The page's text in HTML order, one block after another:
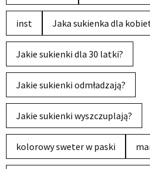
inst Jaka sukienka dla
Jakie sukienki dla 30 latki?
Jakie sukienki odmładzają?
Jakie sukienki wyszczuplają?
kolorowy sweter w paski